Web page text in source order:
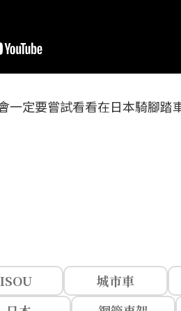
定要嘗試看看在日本騎腳踏
城市車